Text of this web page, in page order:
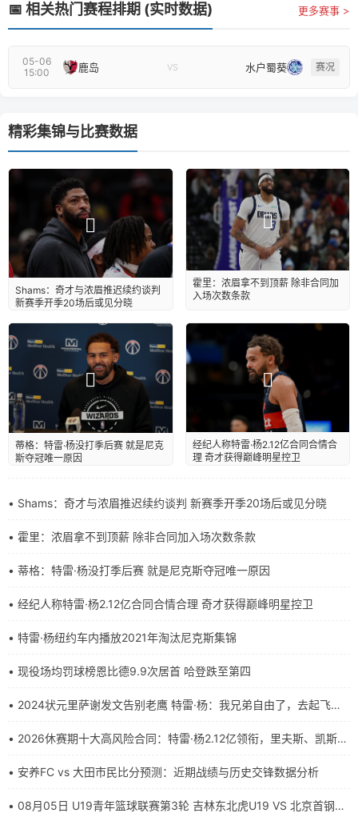
📅 相关热门赛程排期 (实时数据) 更多赛事 >
05-06
15:00
鹿岛 VS 水户蜀葵 赛况
精彩集锦与比赛数据
Shams：奇才与浓眉推迟续约谈判
新赛季开季20场后或见分晓
霍里：浓眉拿不到顶薪 除非合同加
入场次数条款
蒂格：特雷·杨没打季后赛 就是尼克
斯夺冠唯一原因
经纪人称特雷·杨2.12亿合同合情合
理 奇才获得巅峰明星控卫
• Shams：奇才与浓眉推迟续约谈判 新赛季开季20场后或见分晓
• 霍里：浓眉拿不到顶薪 除非合同加入场次数条款
• 蒂格：特雷·杨没打季后赛 就是尼克斯夺冠唯一原因
• 经纪人称特雷·杨2.12亿合同合情合理 奇才获得巅峰明星控卫
• 特雷·杨纽约车内播放2021年淘汰尼克斯集锦
• 现役场均罚球榜恩比德9.9次居首 哈登跌至第四
• 2024状元里萨谢发文告别老鹰 特雷·杨：我兄弟自由了，去起飞吧
• 2026休赛期十大高风险合同：特雷·杨2.12亿领衔，里夫斯、凯斯勒
• 安养FC vs 大田市民比分预测：近期战绩与历史交锋数据分析
• 08月05日 U19青年篮球联赛第3轮 吉林东北虎U19 VS 北京首钢